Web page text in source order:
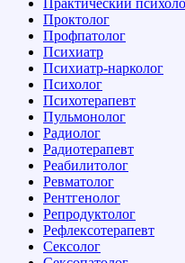
Практический
Проктолог
Профпатолог
Психиатр
Психиатр-нарколог
Психолог
Психотерапевт
Пульмонолог
Радиолог
Радиотерапевт
Реабилитолог
Ревматолог
Рентгенолог
Репродуктолог
Рефлексотерапевт
Сексолог